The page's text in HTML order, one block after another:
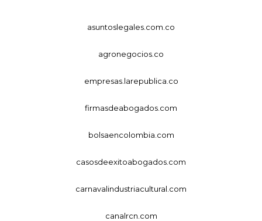
asuntoslegales.com.co
agronegocios.co
empresas.larepublica.co
firmasdeabogados.com
bolsaencolombia.com
casosdeexitoabogados.com
carnavalindustriacultural.com
canalrcn.com